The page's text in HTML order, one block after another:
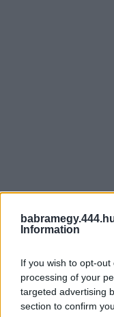
Information
If you wish to opt-
processing of your
targeted advertising
section to confirm